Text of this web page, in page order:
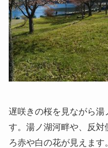
遅咲きの桜を見ながら湯
す。湯ノ湖河畔や、反対
ろ赤や白の花が見えます